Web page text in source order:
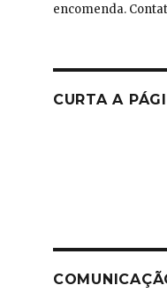
encomenda.
CURTA A